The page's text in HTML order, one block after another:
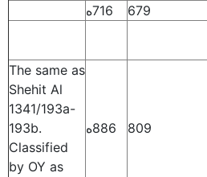
679
716ه
809 886ه
The same as
Shehit Al
1341/193a-
193b.
Classified
by OY as